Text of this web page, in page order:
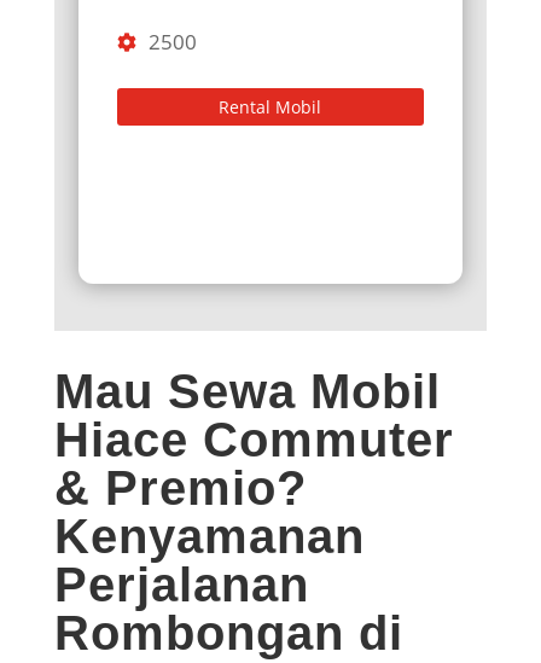
2500
Rental Mobil
Mau Sewa Mobil
Hiace Commuter
& Premio?
Kenyamanan
Perjalanan
Rombongan di